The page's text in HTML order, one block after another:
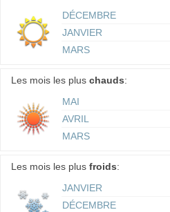
DÉCEMBRE
JANVIER
MARS
Les mois les plus chauds:
MAI
AVRIL
MARS
Les mois les plus froids:
JANVIER
DÉCEMBRE